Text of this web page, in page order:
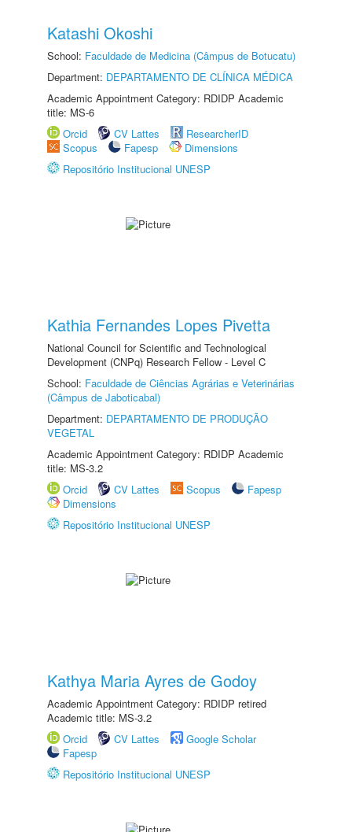
Katashi Okoshi
School: Faculdade de Medicina (Câmpus de Botucatu)
Department: DEPARTAMENTO DE CLÍNICA MÉDICA
Academic Appointment Category: RDIDP Academic
title: MS-6
Orcid
CV Lattes
ResearcherID
Scopus
Fapesp
Dimensions
Repositório Institucional UNESP
Kathia Fernandes Lopes Pivetta
National Council for Scientific and Technological
Development (CNPq) Research Fellow - Level C
School: Faculdade de Ciências Agrárias e Veterinárias
(Câmpus de Jaboticabal)
Department: DEPARTAMENTO DE PRODUÇÃO
VEGETAL
Academic Appointment Category: RDIDP Academic
title: MS-3.2
Orcid
CV Lattes Scopus
Fapesp
Dimensions
Repositório Institucional UNESP
Kathya Maria Ayres de Godoy
Academic Appointment Category: RDIDP retired
Academic title: MS-3.2
Orcid
CV Lattes
Google Scholar
Fapesp
Repositório Institucional UNESP